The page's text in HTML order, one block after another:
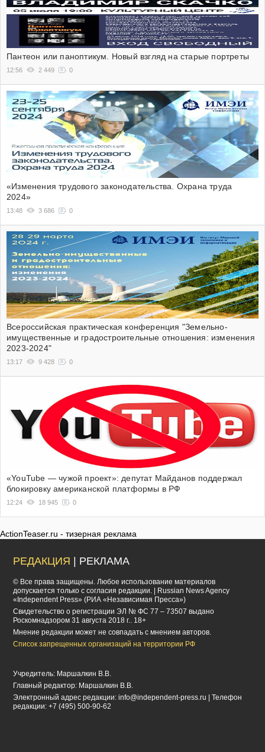
Пантеон или паноптикум. Новый взгляд на старые портреты
12:56 2 449 0
«Изменения трудового законодательства. Охрана труда
2024»
13:48 3 686 0
Всероссийская практическая конференция "Земельно-
имущественные и градостроительные отношения: изменения
2023-2024"
13:17 9 428 0
«YouTube — чужой проект»: депутат Майданов поддержал
блокировку американской платформы в РФ
12:24 18 945 0
ActionTeaser.ru - тизерная реклама
РЕДАКЦИЯ | РЕКЛАМА
© Все права защищены. Любое использование материалов
допускается только с согласия редакции. | Russian News Agency
«Independent Press» (РИА «Независимая Пресса»)
Cвидетельство о регистрации ЭЛ № ФС 77 – 73507 выдано
Роскомнадзором 31 августа 2018 г.. 18+
Мнение редакции может не совпадать с мнением авторов.
Список запрещенных организаций на территории РФ
Учредитель: Маршалкин В.В.
Главный редактор: Маршалкин В.В.
Электронный адрес редакции:info@independent-press.ru
| Телефон
редакции: +7 (495) 500-90-62